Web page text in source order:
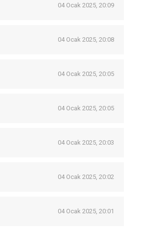
04 Ocak 2025, 20:09
04 Ocak 2025, 20:08
04 Ocak 2025, 20:05
04 Ocak 2025, 20:05
04 Ocak 2025, 20:03
04 Ocak 2025, 20:02
04 Ocak 2025, 20:01